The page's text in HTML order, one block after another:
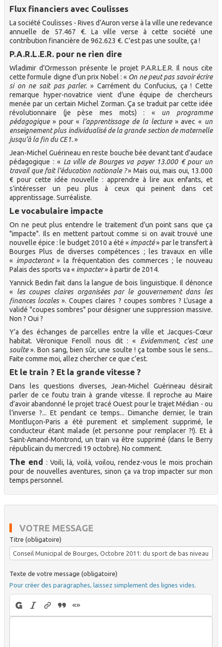
Flux financiers avec Coulisses
La société Coulisses - Rives d’Auron verse à la ville une redevance
annuelle de 57.467 €. La ville verse à cette société une
contribution financière de 962.623 €. C’est pas une soulte, ça !
P.A.R.L.E.R. pour ne rien dire
Wladimir d’Ormesson présente le projet P.A.R.L.E.R. Il nous cite
cette formule digne d’un prix Nobel : « On ne peut pas savoir écrire
si on ne sait pas parler. » Carrément du Confucius, ça ! Cette
remarque hyper-novatrice vient d’une équipe de chercheurs
menée par un certain Michel Zorman. Ça se traduit par cette idée
révolutionnaire (je pèse mes mots) : « un programme
pédagogique» pour « l’apprentissage de la lecture» avec « un
enseignement plus individualisé de la grande section de maternelle
jusqu’à la fin du CE1.»
Jean-Michel Guérineau en reste bouche bée devant tant d’audace
pédagogique : « La ville de Bourges va payer 13.000 € pour un
travail que fait l’éducation nationale ?» Mais oui, mais oui, 13.000
€ pour cette idée nouvelle : apprendre à lire aux enfants, et
s’intéresser un peu plus à ceux qui peinent dans cet
apprentissage. Surréaliste.
Le vocabulaire impacte
On ne peut plus entendre le traitement d’un point sans que ça
"impacte". Ils en mettent partout comme si on avait trouvé une
nouvelle épice : le budget 2010 a été « impacté» par le transfert à
Bourges Plus de diverses compétences ; les travaux en ville
« impacteront» la fréquentation des commerces ; le nouveau
Palais des sports va « impacter» à partir de 2014.
Yannick Bedin fait dans la langue de bois linguistique. Il dénonce
« les coupes claires organisées par le gouvernement dans les
finances locales». Coupes claires ? coupes sombres ? L’usage a
validé "coupes sombres" pour désigner une suppression massive.
Non ? Oui ?
Y’a des échanges de parcelles entre la ville et Jacques-Cœur
habitat. Véronique Fenoll nous dit : « Evidemment, c’est une
soulte». Bon sang, bien sûr, une soulte ! ça tombe sous le sens...
Faite comme moi, allez chercher ce que c’est.
Et le train ? Et la grande vitesse ?
Dans les questions diverses, Jean-Michel Guérineau désirait
parler de ce foutu train à grande vitesse. Il reproche au Maire
d’avoir abandonné le projet tracé Ouest pour le trajet Médian - ou
l’inverse ?... Et pendant ce temps... Dimanche dernier, le train
Montluçon-Paris a été purement et simplement supprimé, le
conducteur étant malade (et personne pour remplacer ?!). Et à
Saint-Amand-Montrond, un train va être supprimé (dans le Berry
républicain du mercredi 19 octobre). No comment.
The end : Voili, là, voilà, voilou, rendez-vous le mois prochain
pour de nouvelles aventures, sinon ça va trop impacter sur mon
temps personnel.
VOTRE MESSAGE
Titre (obligatoire)
Texte de votre message (obligatoire)
Pour créer des paragraphes, laissez simplement des lignes vides.